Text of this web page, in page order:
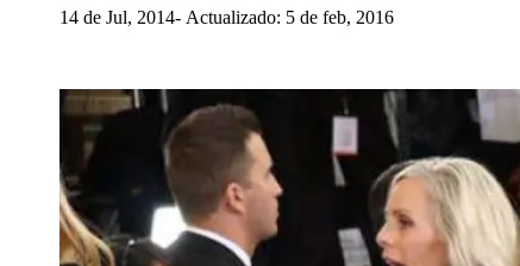
14 de Jul, 2014 Actualizado: 5 de feb, 2016